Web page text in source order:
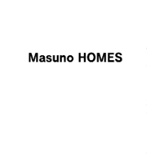
スタッフブログ
[営業時間]